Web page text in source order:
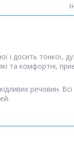
досить тонкої,
та комфортні,
речовин. Всі